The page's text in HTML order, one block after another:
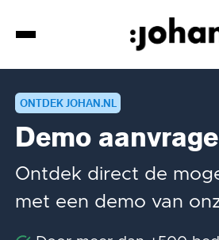
ONTDEK JOHAN.NL
Demo
Ontdek direct de
met een demo van